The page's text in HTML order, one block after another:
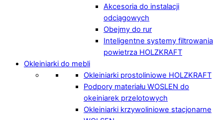
Akcesoria do instalacji
odciągowych
Obejmy do rur
Inteligentne systemy filtrowania
powietrza HOLZKRAFT
Okleiniarki do mebli
Okleiniarki prostoliniowe HOLZKRAFT
Podpory materiału WOSLEN do
okeiniarek przelotowych
Okleiniarki krzywoliniowe stacjonarne